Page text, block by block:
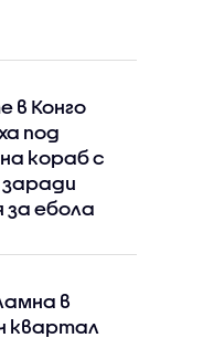
в Конго
под
кораб с
за ебола
в
квартал